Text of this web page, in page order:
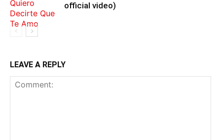
official video)
LEAVE A REPLY